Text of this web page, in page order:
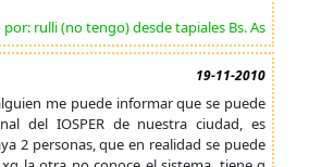
por: rulli (no tengo) desde tapiales Bs. As
19-11-2010
me puede informar que se puede
del IOSPER de nuestra ciudad, es
2 personas, que en realidad se puede